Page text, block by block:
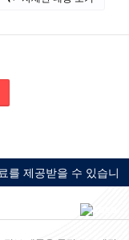
를 제공받을 수 있습니